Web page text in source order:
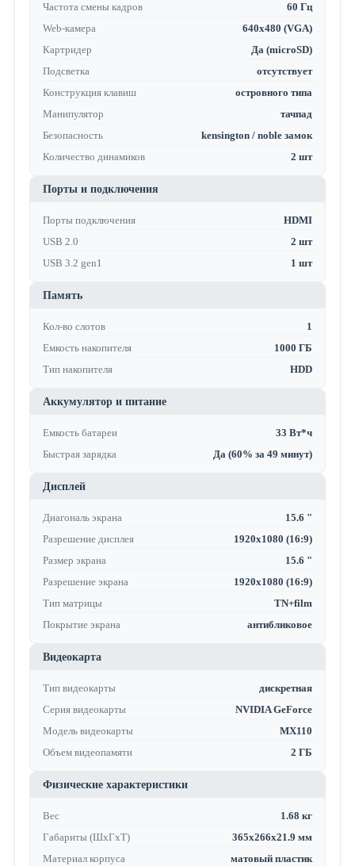
Частота смены кадров
60 Гц
Web-камера
640x480 (VGA)
Картридер
Да (microSD)
Подсветка
отсутствует
Конструкция клавиш
островного типа
Манипулятор
тачпад
Безопасность
kensington / noble замок
Количество динамиков
2 шт
Порты и подключения
Порты подключения
HDMI
USB 2.0
2 шт
USB 3.2 gen1
1 шт
Память
Кол-во слотов
1
Емкость накопителя
1000 ГБ
Тип накопителя
HDD
Аккумулятор и питание
Емкость батареи
33 Вт*ч
Быстрая зарядка
Да (60% за 49 минут)
Дисплей
Диагональ экрана
15.6 "
Разрешение дисплея
1920x1080 (16:9)
Размер экрана
15.6 "
Разрешение экрана
1920x1080 (16:9)
Тип матрицы
TN+film
Покрытие экрана
антибликовое
Видеокарта
Тип видеокарты
дискретная
Серия видеокарты
NVIDIA GeForce
Модель видеокарты
MX110
Объем видеопамяти
2 ГБ
Физические характеристики
Вес
1.68 кг
Габариты (ШхГхТ)
365x266x21.9 мм
Материал корпуса
матовый пластик